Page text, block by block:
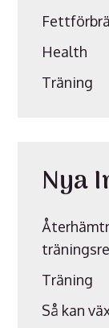
Health
Träning
Nya
Träning
Så kan